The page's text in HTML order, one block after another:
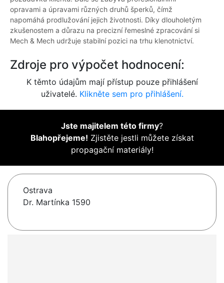
opravami a úpravami různých druhů šperků, čímž
napomáhá prodlužování jejich životnosti. Díky dlouholetým
zkušenostem a důrazu na precizní řemeslné zpracování si
Mech & Mech udržuje stabilní pozici na trhu klenotnictví.
Zdroje pro výpočet hodnocení:
K těmto údajům mají přístup pouze přihlášení
uživatelé. Klikněte sem pro přihlášení.
Jste majitelem této firmy?
Blahopřejeme! Zjistěte jestli můžete získat
propagační materiály!
Ostrava
Dr. Martínka 1590